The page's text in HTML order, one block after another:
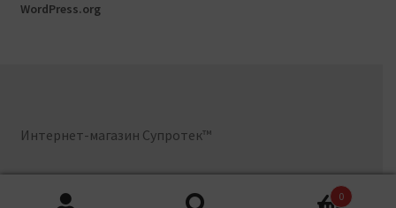
WordPress.org
Интернет-магазин Супротек™
0